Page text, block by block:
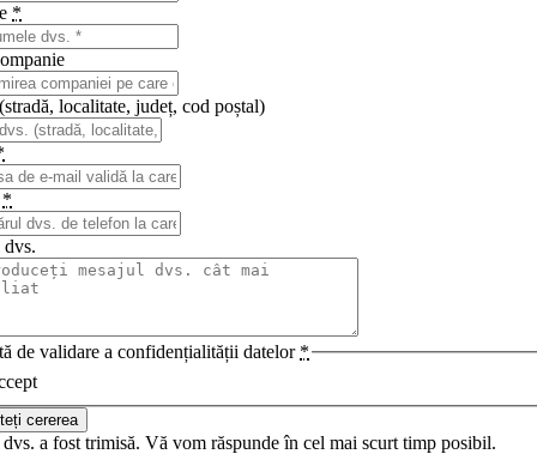
*
localitate, județ, cod poștal)
*
de validare a confidențialității datelor *
cererea
dvs. a fost trimisă. Vă vom răspunde în cel mai scurt timp posibil.